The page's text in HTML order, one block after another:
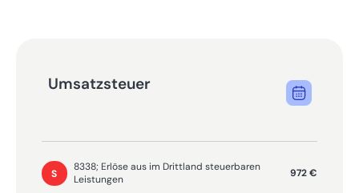
Umsatzsteuer
S
8338; Erlöse aus im Drittland steuerbaren
Leistungen
972 €